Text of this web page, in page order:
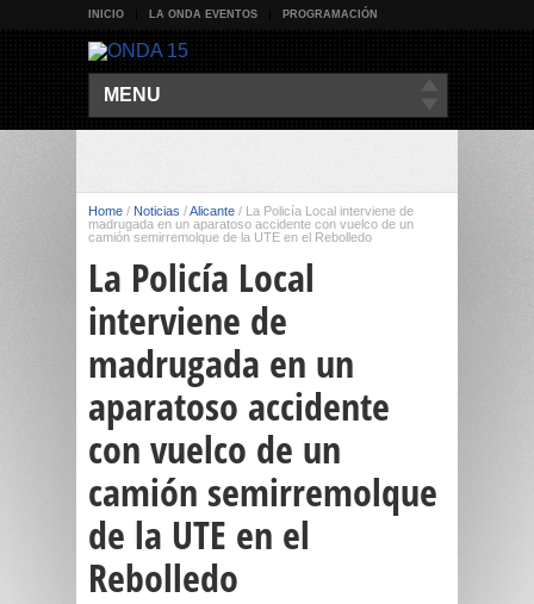
INICIO LA ONDA EVENTOS PROGRAMACIÓN
MENU
Home / Noticias /Alicante / La Policía Local interviene de
madrugada en un aparatoso accidente con vuelco de un
camión semirremolque de la UTE en el Rebolledo
La Policía Local
interviene de
madrugada en un
aparatoso accidente
con vuelco de un
camión semirremolque
de la UTE en el
Rebolledo